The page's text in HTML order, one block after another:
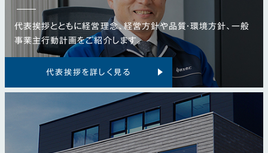
代表挨拶とともに経営理念、経営方針や品質・環境方針、一般
事業主行動計画をご紹介します。
代表挨拶を詳しく見る